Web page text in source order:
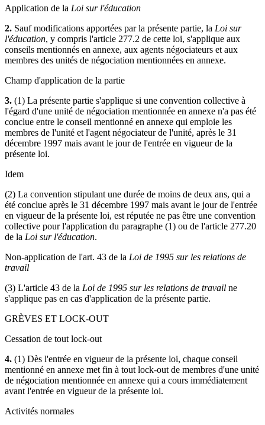
Application de la Loi sur l'éducation
2. Sauf modifications apportées par la présente partie, la Loi sur
l'éducation, y compris l'article 277.2 de cette loi, s'applique aux
conseils mentionnés en annexe, aux agents négociateurs et aux
membres des unités de négociation mentionnées en annexe.
Champ d'application de la partie
3. (1) La présente partie s'applique si une convention collective à
l'égard d'une unité de négociation mentionnée en annexe n'a pas été
conclue entre le conseil mentionné en annexe qui emploie les
membres de l'unité et l'agent négociateur de l'unité, après le 31
décembre 1997 mais avant le jour de l'entrée en vigueur de la
présente loi.
Idem
(2) La convention stipulant une durée de moins de deux ans, qui a
été conclue après le 31 décembre 1997 mais avant le jour de l'entrée
en vigueur de la présente loi, est réputée ne pas être une convention
collective pour l'application du paragraphe (1) ou de l'article 277.20
de la Loi sur l'éducation.
Non-application de l'art. 43 de la Loi de 1995 sur les relations de
travail
(3) L'article 43 de la Loi de 1995 sur les relations de travail ne
s'applique pas en cas d'application de la présente partie.
GRÈVES ET LOCK-OUT
Cessation de tout lock-out
4. (1) Dès l'entrée en vigueur de la présente loi, chaque conseil
mentionné en annexe met fin à tout lock-out de membres d'une unité
de négociation mentionnée en annexe qui a cours immédiatement
avant l'entrée en vigueur de la présente loi.
Activités normales